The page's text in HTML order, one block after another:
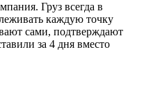
Груз всегда в
каждую точку
сами, подтверждают
за 4 дня вместо